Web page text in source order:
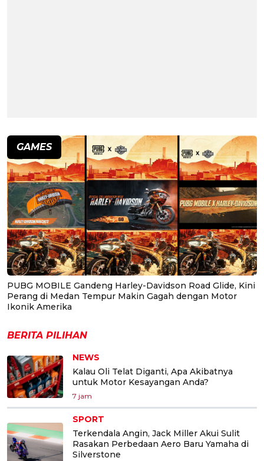
GAMES
PUBG MOBILE Gandeng Harley-Davidson Road Glide, Kini
Perang di Medan Tempur Makin Gagah dengan Motor
Ikonik Amerika
BERITA PILIHAN
NEWS
Kalau Oli Telat Diganti, Apa Akibatnya
untuk Motor Kesayangan Anda?
7 jam
SPORT
Terkendala Angin, Jack Miller Akui Sulit
Rasakan Perbedaan Aero Baru Yamaha di
Silverstone